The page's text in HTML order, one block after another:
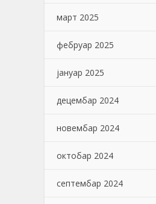
март 2025
фебруар 2025
јануар 2025
децембар 2024
новембар 2024
октобар 2024
септембар 2024